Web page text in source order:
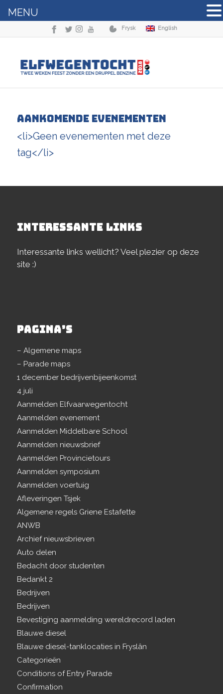
Frysk English
Aankomende Evenementen
<li>Geen evenementen met deze
tag</li>
INTERESSANTE LINKS
Interessante links wellicht? Veel plezier op deze
site :)
PAGINA’S
– Algemene maps
– Parade maps
1 december bedrijvenbijeenkomst
4 juli
Aanmelden Elfvaarwegentocht
Aanmelden evenement
Aanmelden Middelbare School
Aanmelden nieuwsbrief
Aanmelden Provincietours
Aanmelden symposium
Aanmelden voertuig
Afleveringen Tsjek
Algemene regels Griene Estafette
ANWB
Archief nieuwsbrieven
Auto delen
Bedacht door studenten
Bedankt 2
Bedrijven
Bedrijven
Bevestiging aanmelding wereldrecord laden
Blauwe diesel
Blauwe diesel-tanklocaties in Fryslân
Categorieën
Conditions of Entry Parade
Confirmation
MENU